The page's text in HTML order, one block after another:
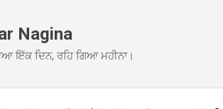
Nagina
ਇੱਕ ਦਿਨ, ਰਹਿ ਗਿਆ ਮਹੀਨਾ।